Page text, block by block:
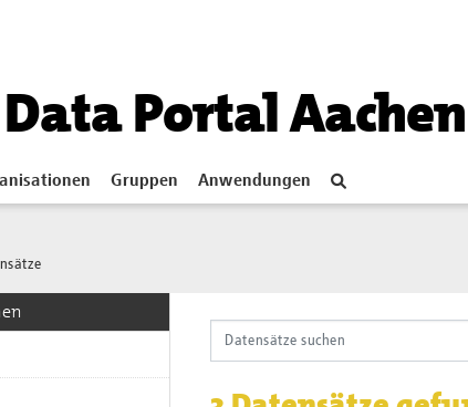
Portal Aachen
Gruppen Anwendungen